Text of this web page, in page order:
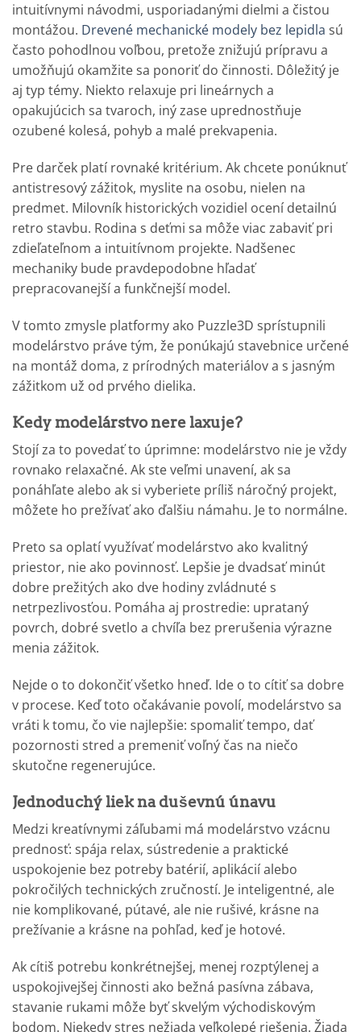
intuitívnymi návodmi, usporiadanými dielmi a čistou
montážou. Drevené mechanické modely bez lepidla sú
často pohodlnou voľbou, pretože znižujú prípravu a
umožňujú okamžite sa ponoriť do činnosti. Dôležitý je
aj typ témy. Niekto relaxuje pri lineárnych a
opakujúcich sa tvaroch, iný zase uprednostňuje
ozubené kolesá, pohyb a malé prekvapenia.
Pre darček platí rovnaké kritérium. Ak chcete ponúknuť
antistresový zážitok, myslite na osobu, nielen na
predmet. Milovník historických vozidiel ocení detailnú
retro stavbu. Rodina s deťmi sa môže viac zabaviť pri
zdieľateľnom a intuitívnom projekte. Nadšenec
mechaniky bude pravdepodobne hľadať
prepracovanejší a funkčnejší model.
V tomto zmysle platformy ako Puzzle3D sprístupnili
modelárstvo práve tým, že ponúkajú stavebnice určené
na montáž doma, z prírodných materiálov a s jasným
zážitkom už od prvého dielika.
Kedy modelárstvo nere laxuje?
Stojí za to povedať to úprimne: modelárstvo nie je vždy
rovnako relaxačné. Ak ste veľmi unavení, ak sa
ponáhľate alebo ak si vyberiete príliš náročný projekt,
môžete ho prežívať ako ďalšiu námahu. Je to normálne.
Preto sa oplatí využívať modelárstvo ako kvalitný
priestor, nie ako povinnosť. Lepšie je dvadsať minút
dobre prežitých ako dve hodiny zvládnuté s
netrpezlivosťou. Pomáha aj prostredie: uprataný
povrch, dobré svetlo a chvíľa bez prerušenia výrazne
menia zážitok.
Nejde o to dokončiť všetko hneď. Ide o to cítiť sa dobre
v procese. Keď toto očakávanie povolí, modelárstvo sa
vráti k tomu, čo vie najlepšie: spomaliť tempo, dať
pozornosti stred a premeniť voľný čas na niečo
skutočne regenerujúce.
Jednoduchý liek na duševnú únavu
Medzi kreatívnymi záľubami má modelárstvo vzácnu
prednosť: spája relax, sústredenie a praktické
uspokojenie bez potreby batérií, aplikácií alebo
pokročilých technických zručností. Je inteligentné, ale
nie komplikované, pútavé, ale nie rušivé, krásne na
prežívanie a krásne na pohľad, keď je hotové.
Ak cítiš potrebu konkrétnejšej, menej rozptýlenej a
uspokojivejšej činnosti ako bežná pasívna zábava,
stavanie rukami môže byť skvelým východiskovým
bodom. Niekedy stres nežiada veľkolepé riešenia. Žiada